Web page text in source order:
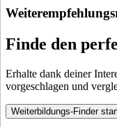
Finde den
Erhalte dank deiner
vorgeschlagen und
Weiterbildungs-Finder